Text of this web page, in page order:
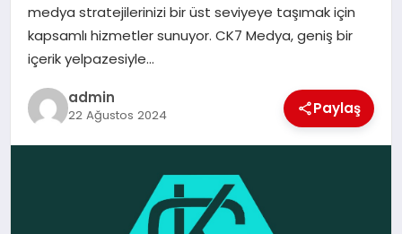
medya stratejilerinizi bir üst seviyeye taşımak için
kapsamlı hizmetler sunuyor. CK7 Medya, geniş bir
içerik yelpazesiyle…
admin
22 Ağustos 2024 Paylaş